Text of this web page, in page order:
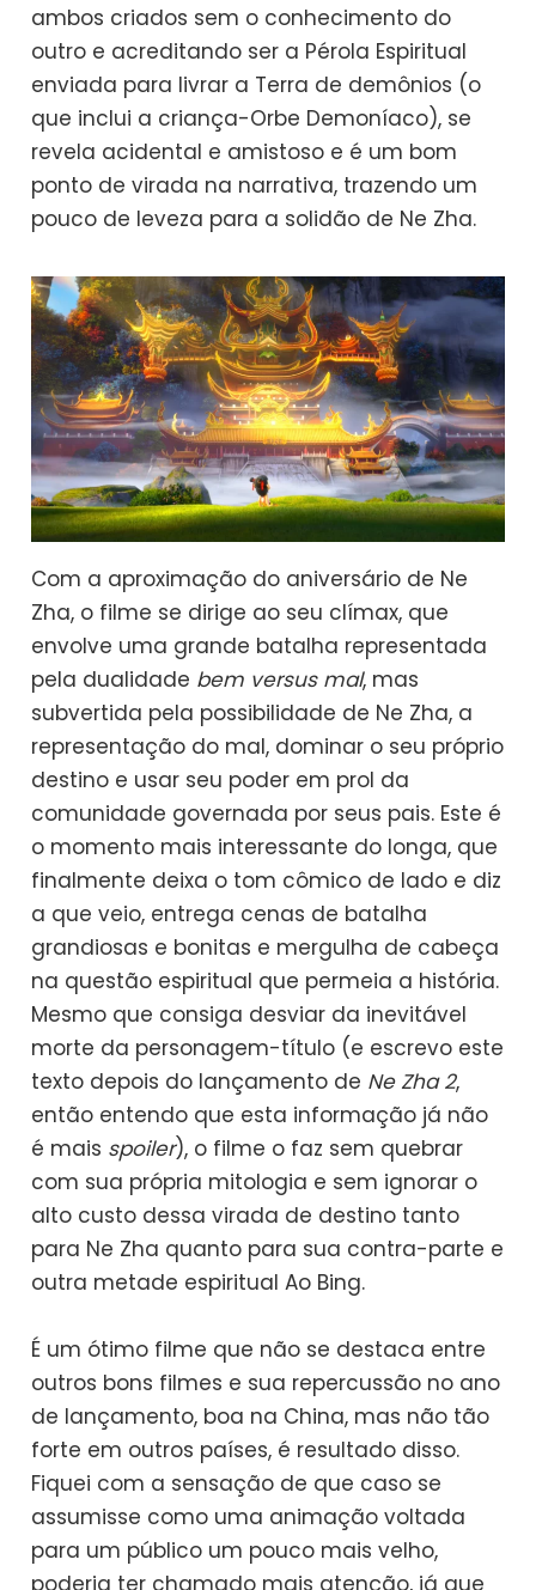
ambos criados sem o conhecimento do
outro e acreditando ser a Pérola Espiritual
enviada para livrar a Terra de demônios (o
que inclui a criança-Orbe Demoníaco), se
revela acidental e amistoso e é um bom
ponto de virada na narrativa, trazendo um
pouco de leveza para a solidão de Ne Zha.
Com a aproximação do aniversário de Ne
Zha, o filme se dirige ao seu clímax, que
envolve uma grande batalha representada
pela dualidade bem versus mal, mas
subvertida pela possibilidade de Ne Zha, a
representação do mal, dominar o seu próprio
destino e usar seu poder em prol da
comunidade governada por seus pais. Este é
o momento mais interessante do longa, que
finalmente deixa o tom cômico de lado e diz
a que veio, entrega cenas de batalha
grandiosas e bonitas e mergulha de cabeça
na questão espiritual que permeia a história.
Mesmo que consiga desviar da inevitável
morte da personagem-título (e escrevo este
texto depois do lançamento de Ne Zha 2,
então entendo que esta informação já não
é mais spoiler), o filme o faz sem quebrar
com sua própria mitologia e sem ignorar o
alto custo dessa virada de destino tanto
para Ne Zha quanto para sua contra-parte e
outra metade espiritual Ao Bing.
É um ótimo filme que não se destaca entre
outros bons filmes e sua repercussão no ano
de lançamento, boa na China, mas não tão
forte em outros países, é resultado disso.
Fiquei com a sensação de que caso se
assumisse como uma animação voltada
para um público um pouco mais velho,
poderia ter chamado mais atenção, já que